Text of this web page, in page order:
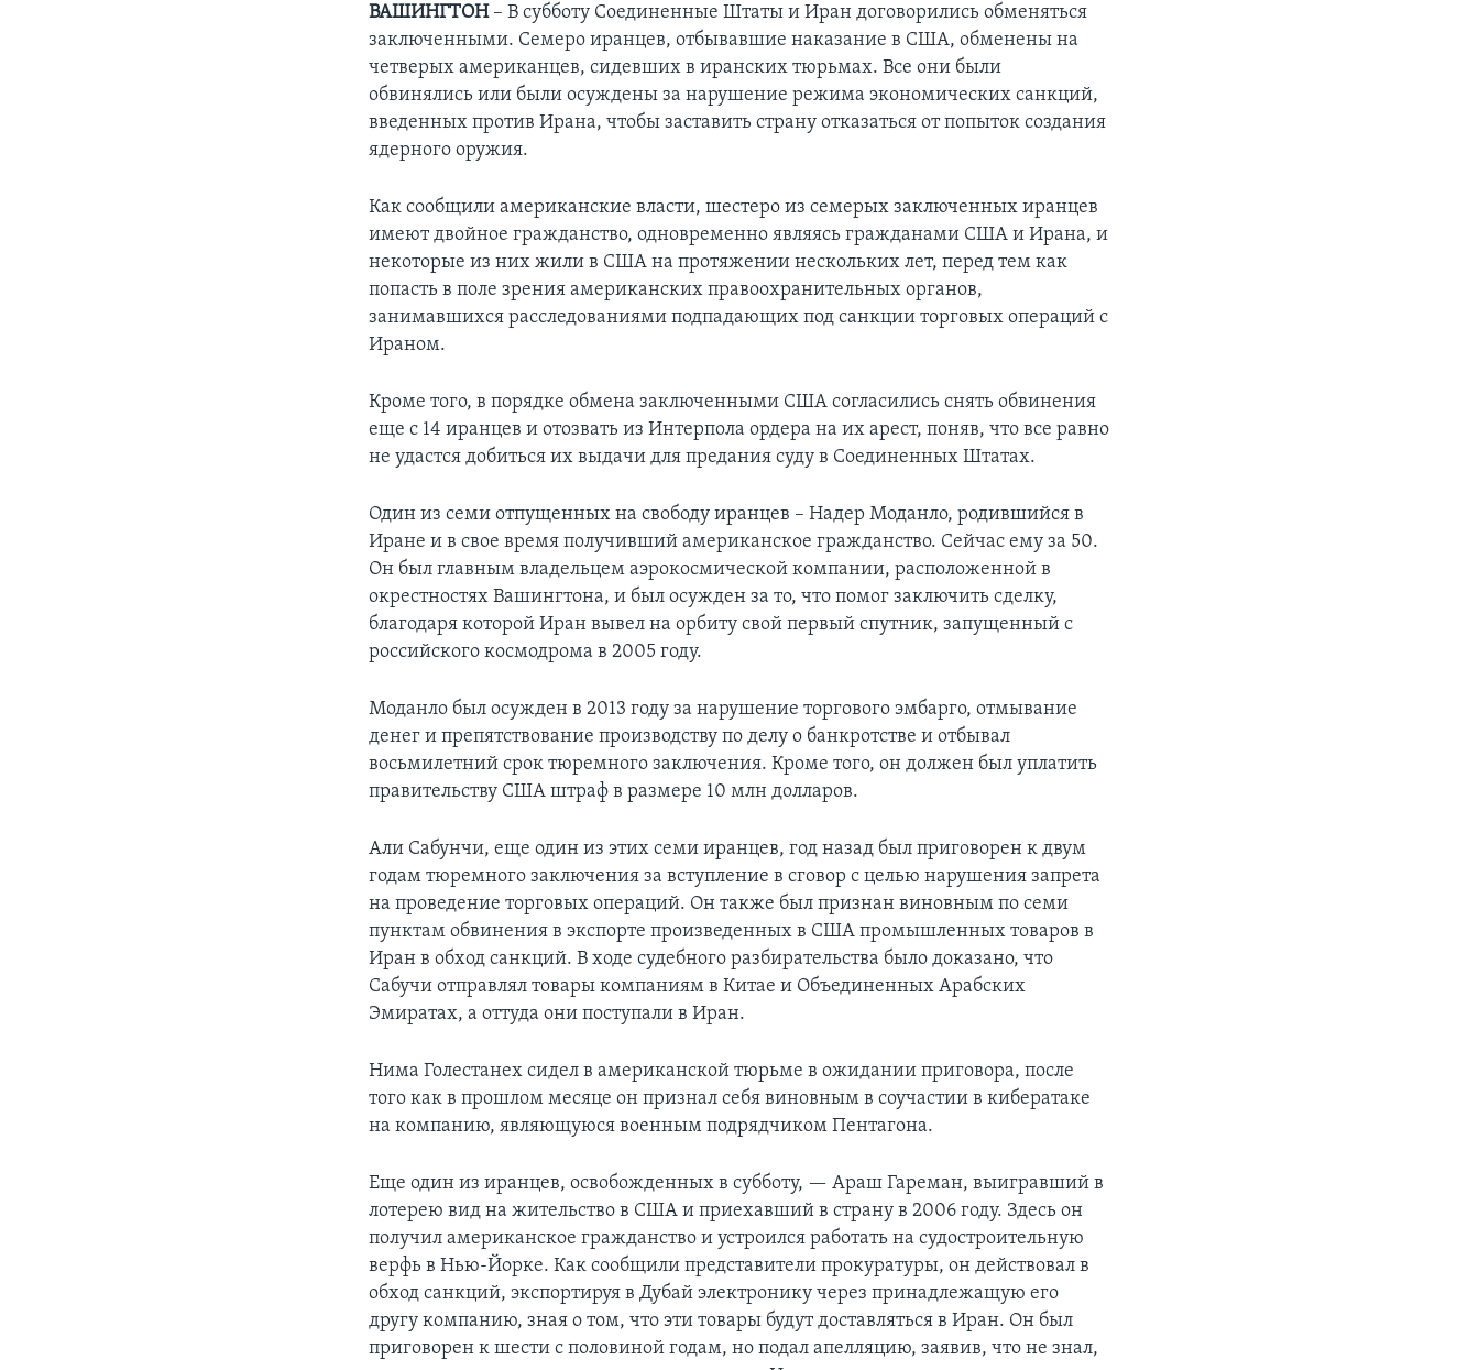
ВАШИНГТОН– В субботу Соединенные Штаты и Иран договорились обменяться
заключенными. Семеро иранцев, отбывавшие наказание в США, обменены на
четверых американцев, сидевших в иранских тюрьмах. Все они были
обвинялись или были осуждены за нарушение режима экономических санкций,
введенных против Ирана, чтобы заставить страну отказаться от попыток создания
ядерного оружия.
Как сообщили американские власти, шестеро из семерых заключенных иранцев
имеют двойное гражданство, одновременно являясь гражданами США и Ирана, и
некоторые из них жили в США на протяжении нескольких лет, перед тем как
попасть в поле зрения американских правоохранительных органов,
занимавшихся расследованиями подпадающих под санкции торговых операций с
Ираном.
Кроме того, в порядке обмена заключенными США согласились снять обвинения
еще с 14 иранцев и отозвать из Интерпола ордера на их арест, поняв, что все равно
не удастся добиться их выдачи для предания суду в Соединенных Штатах.
Один из семи отпущенных на свободу иранцев – Надер Моданло, родившийся в
Иране и в свое время получивший американское гражданство. Сейчас ему за 50.
Он был главным владельцем аэрокосмической компании, расположенной в
окрестностях Вашингтона, и был осужден за то, что помог заключить сделку,
благодаря которой Иран вывел на орбиту свой первый спутник, запущенный с
российского космодрома в 2005 году.
Моданло был осужден в 2013 году за нарушение торгового эмбарго, отмывание
денег и препятствование производству по делу о банкротстве и отбывал
восьмилетний срок тюремного заключения. Кроме того, он должен был уплатить
правительству США штраф в размере 10 млн долларов.
Али Сабунчи, еще один из этих семи иранцев, год назад был приговорен к двум
годам тюремного заключения за вступление в сговор с целью нарушения запрета
на проведение торговых операций. Он также был признан виновным по семи
пунктам обвинения в экспорте произведенных в США промышленных товаров в
Иран в обход санкций. В ходе судебного разбирательства было доказано, что
Сабучи отправлял товары компаниям в Китае и Объединенных Арабских
Эмиратах, а оттуда они поступали в Иран.
Нима Голестанех сидел в американской тюрьме в ожидании приговора, после
того как в прошлом месяце он признал себя виновным в соучастии в кибератаке
на компанию, являющуюся военным подрядчиком Пентагона.
Еще один из иранцев, освобожденных в субботу, — Араш Гареман, выигравший в
лотерею вид на жительство в США и приехавший в страну в 2006 году. Здесь он
получил американское гражданство и устроился работать на судостроительную
верфь в Нью‑Йорке. Как сообщили представители прокуратуры, он действовал в
обход санкций, экспортируя в Дубай электронику через принадлежащую его
другу компанию, зная о том, что эти товары будут доставляться в Иран. Он был
приговорен к шести с половиной годам, но подал апелляцию, заявив, что не знал,